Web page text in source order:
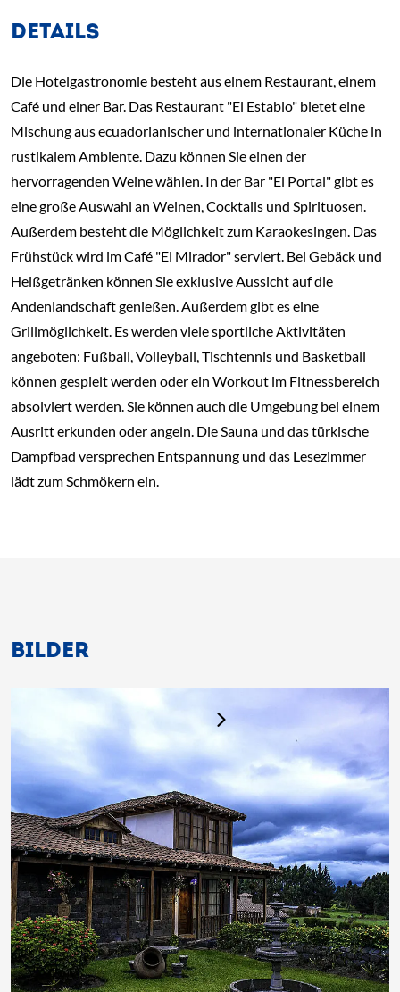
DETAILS
Die Hotelgastronomie besteht aus einem Restaurant, einem
Café und einer Bar. Das Restaurant "El Establo" bietet eine
Mischung aus ecuadorianischer und internationaler Küche in
rustikalem Ambiente. Dazu können Sie einen der
hervorragenden Weine wählen. In der Bar "El Portal" gibt es
eine große Auswahl an Weinen, Cocktails und Spirituosen.
Außerdem besteht die Möglichkeit zum Karaokesingen. Das
Frühstück wird im Café "El Mirador" serviert. Bei Gebäck und
Heißgetränken können Sie exklusive Aussicht auf die
Andenlandschaft genießen. Außerdem gibt es eine
Grillmöglichkeit. Es werden viele sportliche Aktivitäten
angeboten: Fußball, Volleyball, Tischtennis und Basketball
können gespielt werden oder ein Workout im Fitnessbereich
absolviert werden. Sie können auch die Umgebung bei einem
Ausritt erkunden oder angeln. Die Sauna und das türkische
Dampfbad versprechen Entspannung und das Lesezimmer
lädt zum Schmökern ein.
BILDER